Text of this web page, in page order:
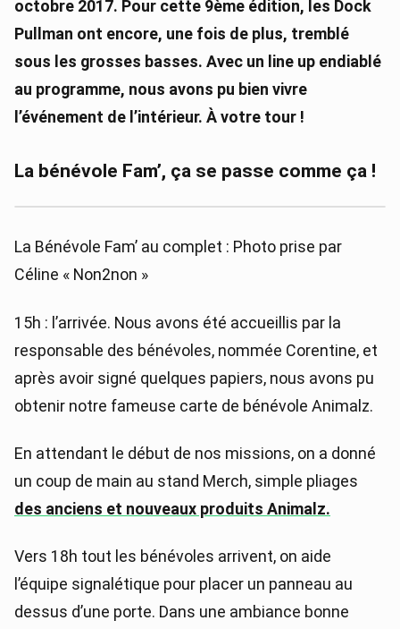
octobre 2017. Pour cette 9ème édition, les Dock
Pullman ont encore, une fois de plus, tremblé
sous les grosses basses. Avec un line up endiablé
au programme, nous avons pu bien vivre
l’événement de l’intérieur. À votre tour !
La bénévole Fam’, ça se passe comme ça !
La Bénévole Fam’ au complet : Photo prise par
Céline « Non2non »
15h : l’arrivée. Nous avons été accueillis par la
responsable des bénévoles, nommée Corentine, et
après avoir signé quelques papiers, nous avons pu
obtenir notre fameuse carte de bénévole Animalz.
En attendant le début de nos missions, on a donné
un coup de main au stand Merch, simple pliages
des anciens et nouveaux produits Animalz.
Vers 18h tout les bénévoles arrivent, on aide
l’équipe signalétique pour placer un panneau au
dessus d’une porte. Dans une ambiance bonne